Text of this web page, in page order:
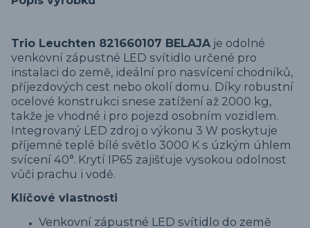
Trio Leuchten 821660107 BELAJA je odolné
venkovní zápustné LED svítidlo určené pro
instalaci do země, ideální pro nasvícení chodníků,
příjezdových cest nebo okolí domu. Díky robustní
ocelové konstrukci snese zatížení až 2000 kg,
takže je vhodné i pro pojezd osobním vozidlem.
Integrovaný LED zdroj o výkonu 3 W poskytuje
příjemné teplé bílé světlo 3000 K s úzkým úhlem
svícení 40°. Krytí IP65 zajišťuje vysokou odolnost
vůči prachu i vodě.
Klíčové vlastnosti
Venkovní zápustné LED svítidlo do země